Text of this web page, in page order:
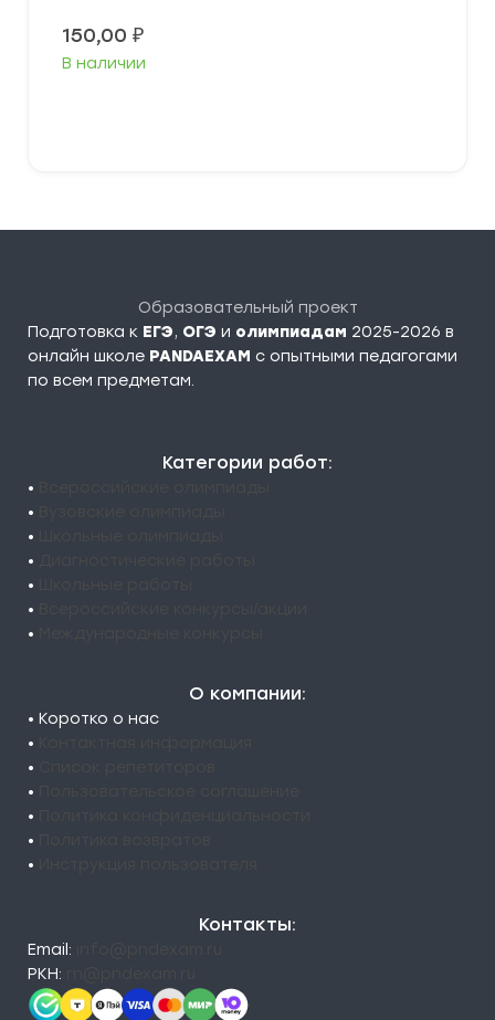
150,00 ₽
В наличии
Образовательный проект
Подготовка к ЕГЭ, ОГЭ и олимпиадам 2025-2026 в
онлайн школе PANDAEXAM c опытными педагогами
по всем предметам.
Категории работ:
•
•
•
•
•
•
•
О компании:
• Коротко о нас
•
•
•
•
•
•
Контакты:
Email:
РКН: